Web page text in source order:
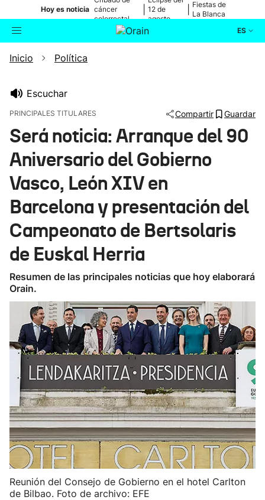
Hoy es noticia cáncer
colorrectal
12 de
agosto
Fiestas de
La Blanca
ES
Buscador
Ikusmiran
Eguraldia
Inicio Política
Escuchar
PRINCIPALES TITULARES Compartir Guardar
Será noticia: Arranque del 90
Aniversario del Gobierno
Vasco, León XIV en
Barcelona y presentación del
Campeonato de Bertsolaris
de Euskal Herria
Resumen de las principales noticias que hoy elaborará
Orain.
Reunión del Consejo de Gobierno en el hotel Carlton
de Bilbao. Foto de archivo: EFE